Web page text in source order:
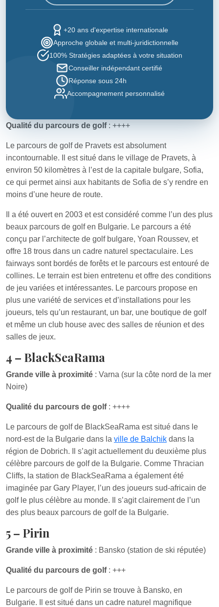
+20 ans d'expertise internationale
Approche globale et multi-juridictionnelle
100% Stratégies adaptées à votre situation
Conseiller indépendant certifié
Réponse sous 24h
Accompagnement personnalisé
Qualité du parcours de golf: ++++
Le parcours de golf de Pravets est absolument
incontournable. Il est situé dans le village de Pravets, à
environ 50 kilomètres à l’est de la capitale bulgare, Sofia,
ce qui permet ainsi aux habitants de Sofia de s’y rendre en
moins d’une heure de route.
Il a été ouvert en 2003 et est considéré comme l’un des plus
beaux parcours de golf en Bulgarie. Le parcours a été
conçu par l’architecte de golf bulgare, Yoan Roussev, et
offre 18 trous dans un cadre naturel spectaculaire. Les
fairways sont bordés de forêts et le parcours est entouré de
collines. Le terrain est bien entretenu et offre des conditions
de jeu variées et intéressantes. Le parcours propose en
plus une variété de services et d’installations pour les
joueurs, tels qu’un restaurant, un bar, une boutique de golf
et même un club house avec des salles de réunion et des
salles de jeux.
4 – BlackSeaRama
Grande ville à proximité : Varna (sur la côte nord de la mer
Noire)
Qualité du parcours de golf: ++++
Le parcours de golf de BlackSeaRama est situé dans le
nord-est de la Bulgarie dans la ville de Balchik dans la
région de Dobrich. Il s’agit actuellement du deuxième plus
célèbre parcours de golf de la Bulgarie. Comme Thracian
Cliffs, la station de BlackSeaRama a également été
imaginée par Gary Player, l’un des joueurs sud-africain de
golf le plus célèbre au monde. Il s’agit clairement de l’un
des plus beaux parcours de golf de la Bulgarie.
5 – Pirin
Grande ville à proximité : Bansko (station de ski réputée)
Qualité du parcours de golf: +++
Le parcours de golf de Pirin se trouve à Bansko, en
Bulgarie. Il est situé dans un cadre naturel magnifique